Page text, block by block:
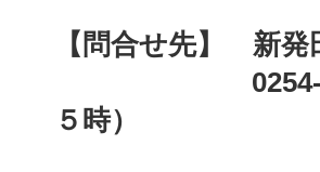
【問合せ先】
新発
0254-26-
５時）